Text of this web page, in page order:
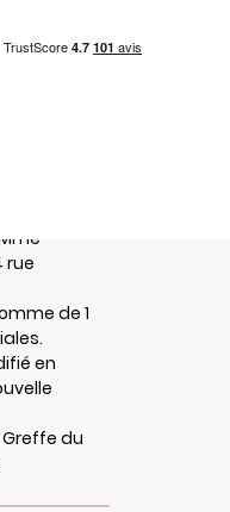
du
acte
juin 2025.
la
droit à
: Mr
de
rue
de 1
en
du